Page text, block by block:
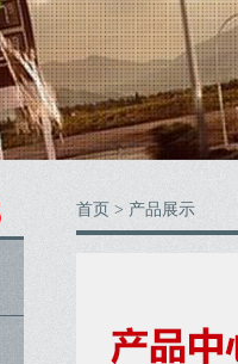
首页 > 产品展示